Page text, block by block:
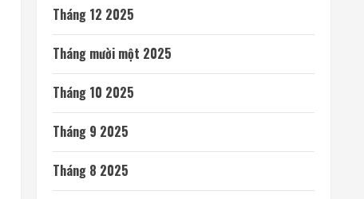
Tháng 12 2025
Tháng mười một 2025
Tháng 10 2025
Tháng 9 2025
Tháng 8 2025